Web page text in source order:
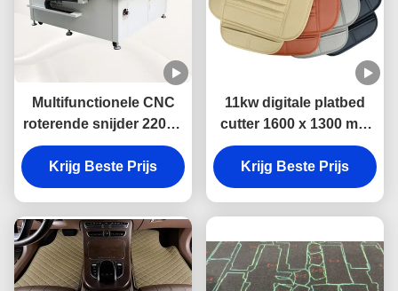
Multifunctionele CNC
roterende snijder 220V -
380V met 1600 x 1300
mm werkgebied en
±0,01 mm
Krijg Beste Prijs
11kw digitale platbed
cutter 1600 x 1300 mm
cnc auto mat
snijmachine met 3 jaar
garantie
Krijg Beste Prijs